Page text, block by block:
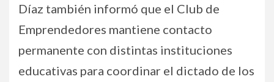
Díaz también informó que el Club de
Emprendedores mantiene contacto
permanente con distintas instituciones
educativas para coordinar el dictado de los